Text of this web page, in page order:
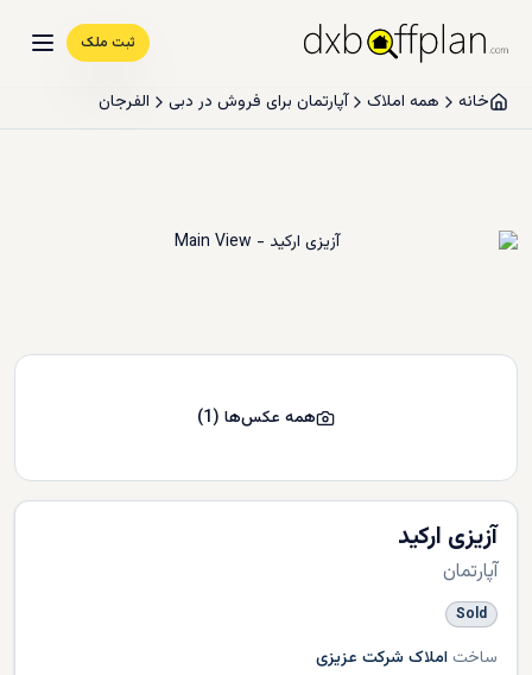
ثبت ملک
خانه همه املاک آپارتمان برای فروش در دبی الفرجان
آزیزی ارکید
آپارتمان
Sold
ساخت املاک شرکت عزیزی
همه عکس‌ها (
1
)